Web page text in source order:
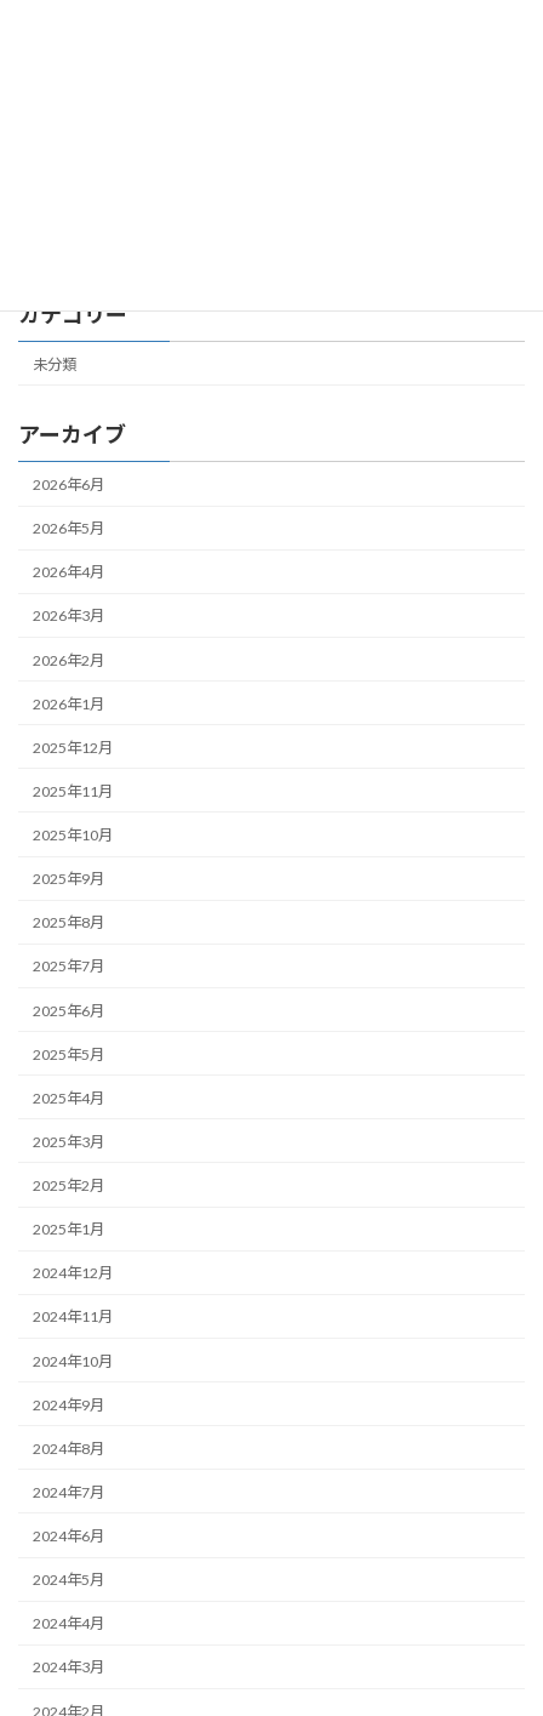
カテゴリー
未分類
アーカイブ
2026年6月
2026年5月
2026年4月
2026年3月
2026年2月
2026年1月
2025年12月
2025年11月
2025年10月
2025年9月
2025年8月
2025年7月
2025年6月
2025年5月
2025年4月
2025年3月
2025年2月
2025年1月
2024年12月
2024年11月
2024年10月
2024年9月
2024年8月
2024年7月
2024年6月
2024年5月
2024年4月
2024年3月
2024年2月